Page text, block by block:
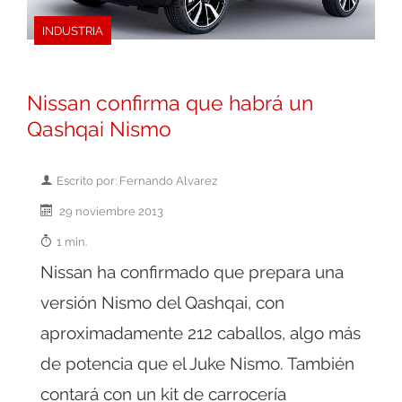
INDUSTRIA
Nissan confirma que habrá un
Qashqai Nismo
Escrito por: Fernando Alvarez
29 noviembre 2013
1 min.
Nissan ha confirmado que prepara una
versión Nismo del Qashqai, con
aproximadamente 212 caballos, algo más
de potencia que el Juke Nismo. También
contará con un kit de carrocería